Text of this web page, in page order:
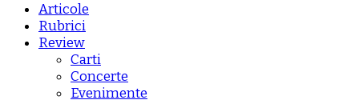
Articole
Rubrici
Review
Carti
Concerte
Evenimente